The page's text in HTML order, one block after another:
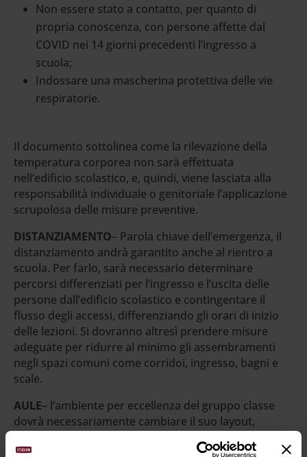
Non essere stato a contatto, per quanto di
propria conoscenza, con persone affette dal
COVID nei 14 giorni precedenti l’ingresso a
scuola;
Indossare una mascherina protettiva delle vie
respiratorie.
Il documento sottolinea come la rilevazione della
temperatura corporea non sarà effettuata
nell’edificio scolastico, e, quindi, viene lasciata alla
responsabilità individuale o genitoriale l’applicazione
scrupolosa delle misure preventive.
DISTANZIAMENTO– Parola chiave dell’emergenza, il
distanziamento andrà garantito anche al rientro a
scuola. Per farlo, sarà necessario determinare
percorsi differenziati per l’ingresso e l’uscita delle
persone dall’edificio scolastico e contingentare il
flusso degli accessi, differenziando gli orari di inizio
delle lezioni. Si dovranno altresì prendere misure
adeguate per ridurre al minimo gli assembramenti
negli spazi comuni come corridoi, ingresso, bagni e
scale.
AULE– l’ambiente per eccellenza del gruppo classe
dovrà necessariamente cambiare il suo layout,
senza trascurare nel calcolo gli spazi di movimento.